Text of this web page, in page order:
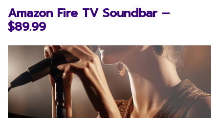
Amazon Fire TV Soundbar –
$89.99